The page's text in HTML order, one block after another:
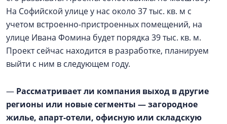
На Софийской улице у нас около 37 тыс. кв. м с
учетом встроенно-пристроенных помещений, на
улице Ивана Фомина будет порядка 39 тыс. кв. м.
Проект сейчас находится в разработке, планируем
выйти с ним в следующем году.
— Рассматривает ли компания выход в другие
регионы или новые сегменты — загородное
жилье, апарт-отели, офисную или складскую